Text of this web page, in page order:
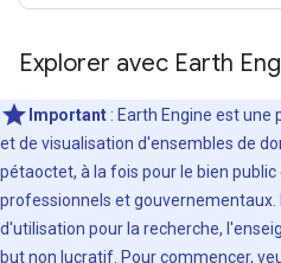
Explorer avec Earth
Important : Earth Engine est
et de visualisation d'ensembles de
pétaoctet, à la fois pour le bien
professionnels et gouvernementaux.
d'utilisation pour la recherche,
but non lucratif. Pour commencer,